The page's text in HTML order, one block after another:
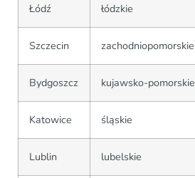
Łódź łódzkie
Szczecin zachodniopomorskie
Bydgoszcz kujawsko-pomorskie
Katowice śląskie
Lublin lubelskie